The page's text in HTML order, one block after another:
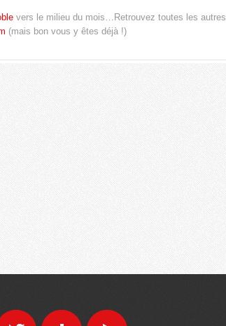
vers le milieu du mois…Retrouvez toutes les autres
(mais bon vous y êtes déjà !)